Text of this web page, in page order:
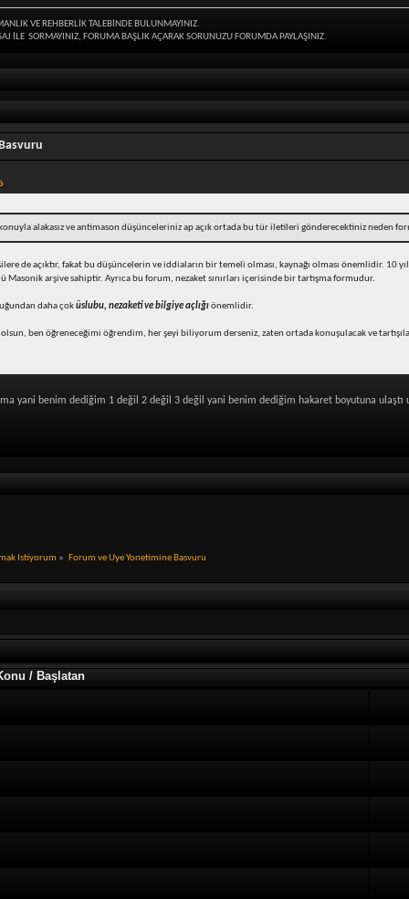
VE REHBERLİK TALEBİNDE BULUNMAYINIZ.
İLE SORMAYINIZ, FORUMA BAŞLIK AÇARAK SORUNUZU FORUMDA PAYLAŞINIZ.
alakasız ve antimason düşünceleriniz ap açık ortada bu tür iletileri gönderecektiniz neden
de açıktır, fakat bu düşüncelerin ve iddiaların bir temeli olması, kaynağı olması önemlidir.
arşive sahiptir. Ayrıca bu forum, nezaket sınırları içerisinde bir tartışma formudur.
daha çoküslubu, nezaketi ve bilgiye açlığıönemlidir.
ben öğreneceğimi öğrendim, her şeyi biliyorum derseniz, zaten ortada konuşulacak ve
yani benim dediğim 1 değil 2 değil 3 değil yani benim dediğim hakaret boyutuna ulaştı
Istiyorum » Forum ve Uye Yonetimine Basvuru
/ Başlatan